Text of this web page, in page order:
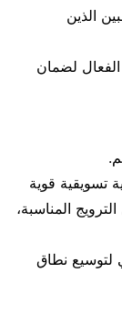
الذين
لضمان
تسويقية قوية
المناسبة،
لتوسيع نطاق